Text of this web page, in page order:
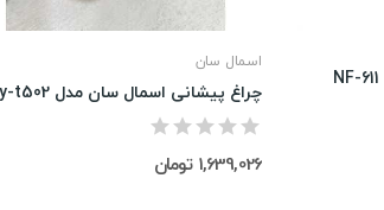
اسمال سان
چراغ پیشانی اسمال سان مدل zy-t502
1,639,026 تومان